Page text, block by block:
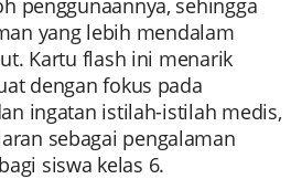
penggunaannya, sehingga
yang lebih mendalam
Kartu flash ini menarik
dengan fokus pada
ingatan istilah-istilah medis,
sebagai pengalaman
siswa kelas 6.